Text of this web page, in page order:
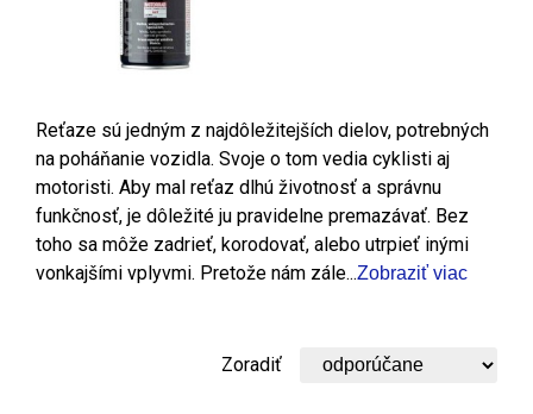
Reťaze sú jedným z najdôležitejších dielov, potrebných
na poháňanie vozidla. Svoje o tom vedia cyklisti aj
motoristi. Aby mal reťaz dlhú životnosť a správnu
funkčnosť, je dôležité ju pravidelne premazávať. Bez
toho sa môže zadrieť, korodovať, alebo utrpieť inými
vonkajšími vplyvmi. Pretože nám zále...Zobraziť viac
Zoradiť